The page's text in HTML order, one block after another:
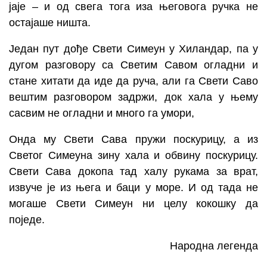
јаје – и од свега тога иза његовога ручка не
остајаше ништа.
Један пут дође Свети Симеун у Хиландар, па у
дугом разговору са Светим Савом огладни и
стане хитати да иде да руча, али га Свети Саво
вештим разговором задржи, док хала у њему
сасвим не огладни и много га умори,
Онда му Свети Сава пружи поскурицу, а из
Светог Симеуна зину хала и обвину поскурицу.
Свети Сава докопа тад халу рукама за врат,
извуче је из њега и баци у море. И од тада не
могаше Свети Симеун ни целу кокошку да
поједе.
Народна легенда